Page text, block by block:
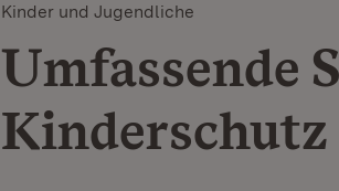
Kinder und Jugendliche
Umfassende
Kinderschutz